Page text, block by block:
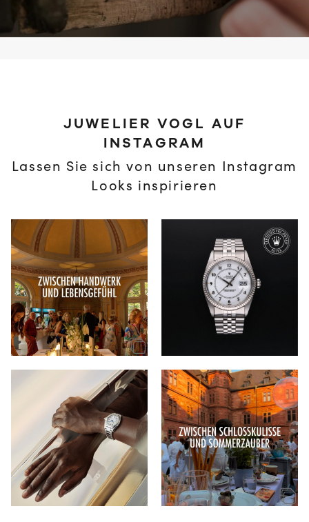
JUWELIER VOGL AUF
INSTAGRAM
Lassen Sie sich von unseren Instagram
Looks inspirieren